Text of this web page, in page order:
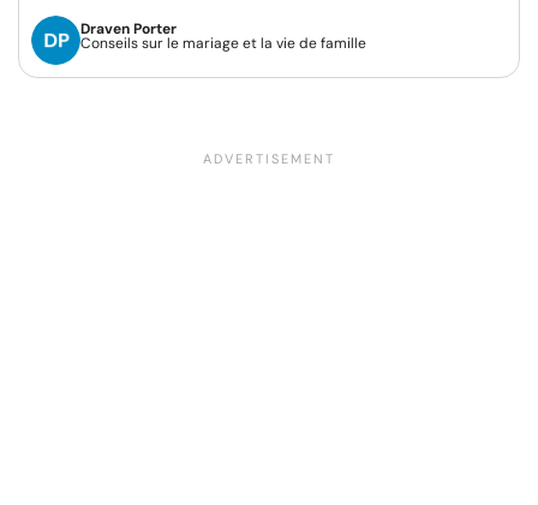
Draven Porter
Conseils sur le mariage et la vie de famille